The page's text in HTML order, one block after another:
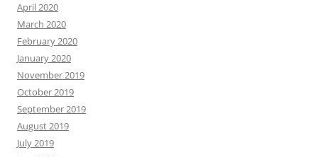
April 2020
March 2020
February 2020
January 2020
November 2019
October 2019
September 2019
August 2019
July 2019